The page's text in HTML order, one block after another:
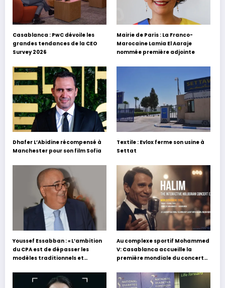
Casablanca : PwC dévoile les
grandes tendances de la CEO
Survey 2026
Mairie de Paris : La Franco-
Marocaine Lamia El Aaraje
nommée première adjointe
Dhafer L’Abidine récompensé à
Manchester pour son film Sofia
Textile : Evlox ferme son usine à
Settat
Youssef Essabban : « L’ambition
du CPA est de dépasser les
modèles traditionnels et
s’appuyant sur le partage des
expériences »
Au complexe sportif Mohammed
V: Casablanca accueille la
première mondiale du concert
Hafez